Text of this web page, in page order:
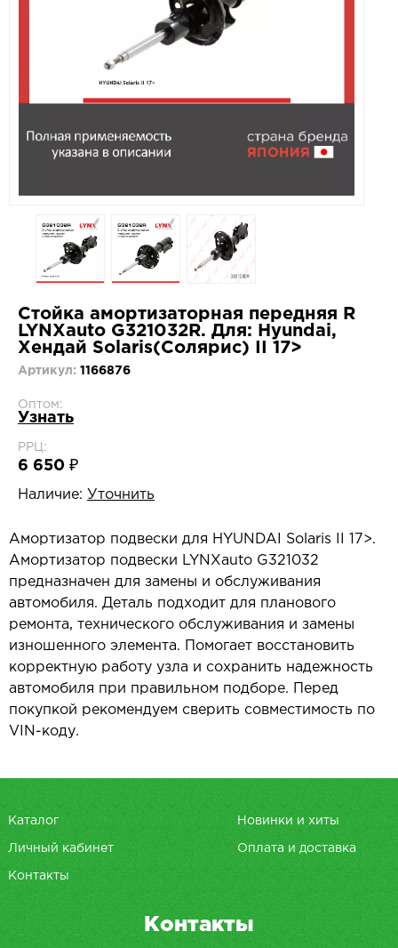
Стойка амортизаторная передняя R
LYNXauto G321032R. Для: Hyundai,
Хендай Solaris(Солярис) II 17>
Артикул: 1166876
Оптом:
Узнать
РРЦ:
6 650 ₽
Наличие: Уточнить
Амортизатор подвески для HYUNDAI Solaris II 17>.
Амортизатор подвески LYNXauto G321032
предназначен для замены и обслуживания
автомобиля. Деталь подходит для планового
ремонта, технического обслуживания и замены
изношенного элемента. Помогает восстановить
корректную работу узла и сохранить надежность
автомобиля при правильном подборе. Перед
покупкой рекомендуем сверить совместимость по
VIN-коду.
Каталог Новинки и хиты
Личный кабинет Оплата и доставка
Контакты
Контакты